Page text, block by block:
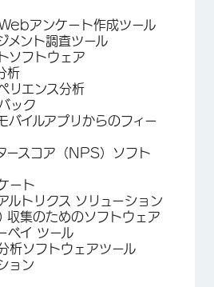
アンケート作成ツール
メント調査ツール
ソフトウェア
析
リエンス分析
ック
バイルアプリからのフィー
ースコア（NPS）ソフト
ート
ルトリクス ソリューション
集のためのソフトウェア
ベイ ツール
析ソフトウェアツール
ョン